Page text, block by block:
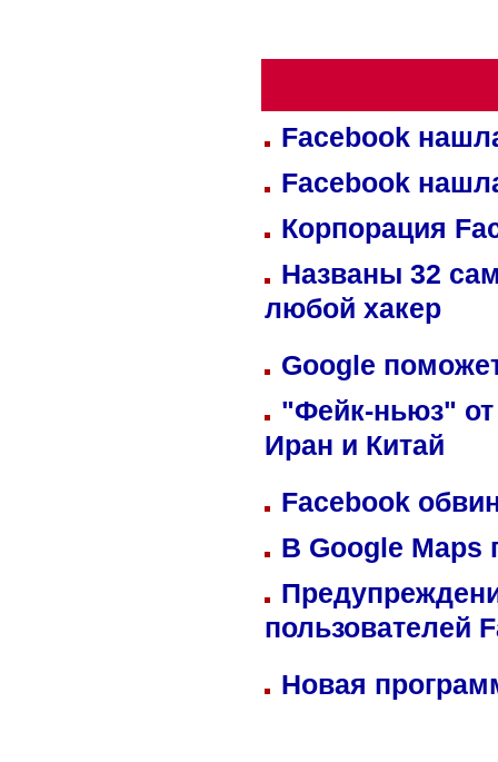
Facebook
Facebook
Корпорация
Названы 32
любой хакер
Google
"Фейк-ньюз" от
Иран и Китай
Facebook
В Google Maps
пользователей
Новая